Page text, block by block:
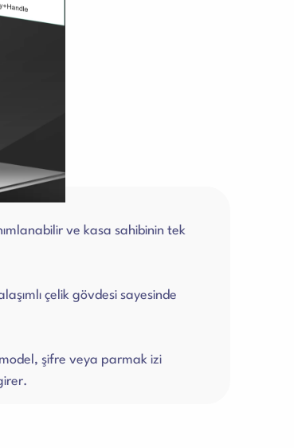
ve kasa sahibinin tek
çelik gövdesi sayesinde
şifre veya parmak izi